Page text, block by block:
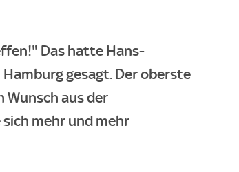
Das hatte Hans-
gesagt. Der oberste
Wunsch aus der
mehr und mehr